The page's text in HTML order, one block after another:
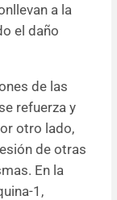
a la
el daño
de las
refuerza y
otro lado,
de otras
En la
1,